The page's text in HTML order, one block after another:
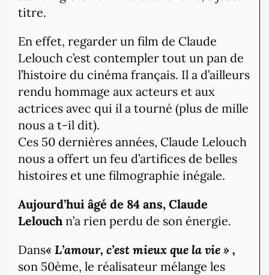
titre.
En effet, regarder un film de Claude
Lelouch c’est contempler tout un pan de
l’histoire du cinéma français. Il a d’ailleurs
rendu hommage aux acteurs et aux
actrices avec qui il a tourné (plus de mille
nous a t-il dit).
Ces 50 dernières années, Claude Lelouch
nous a offert un feu d’artifices de belles
histoires et une filmographie inégale.
Aujourd’hui âgé de 84 ans, Claude
Lelouch n’a rien perdu de son énergie.
Dans« L’amour, c’est mieux que la vie » ,
son 50ème, le réalisateur mélange les